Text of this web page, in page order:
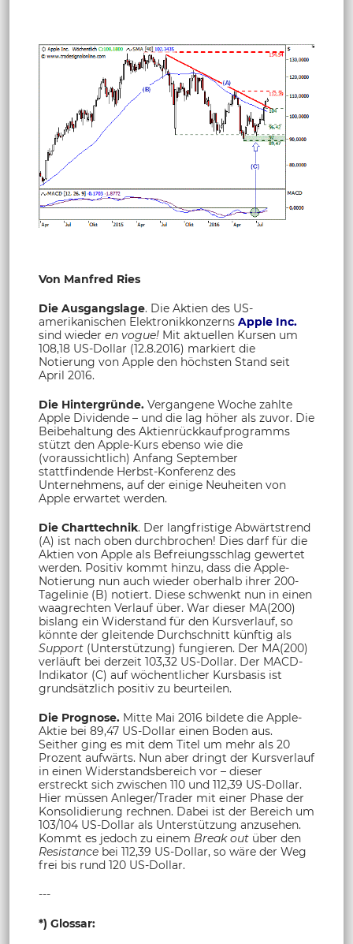
Von Manfred Ries
Die Ausgangslage. Die Aktien des US-
amerikanischen Elektronikkonzerns Apple Inc.
sind wieder en vogue! Mit aktuellen Kursen um
108,18 US-Dollar (12.8.2016) markiert die
Notierung von Apple den höchsten Stand seit
April 2016.
Die Hintergründe. Vergangene Woche zahlte
Apple Dividende – und die lag höher als zuvor. Die
Beibehaltung des Aktienrückkaufprogramms
stützt den Apple-Kurs ebenso wie die
(voraussichtlich) Anfang September
stattfindende Herbst-Konferenz des
Unternehmens, auf der einige Neuheiten von
Apple erwartet werden.
Die Charttechnik. Der langfristige Abwärtstrend
(A) ist nach oben durchbrochen! Dies darf für die
Aktien von Apple als Befreiungsschlag gewertet
werden. Positiv kommt hinzu, dass die Apple-
Notierung nun auch wieder oberhalb ihrer 200-
Tagelinie (B) notiert. Diese schwenkt nun in einen
waagrechten Verlauf über. War dieser MA(200)
bislang ein Widerstand für den Kursverlauf, so
könnte der gleitende Durchschnitt künftig als
Support (Unterstützung) fungieren. Der MA(200)
verläuft bei derzeit 103,32 US-Dollar. Der MACD-
Indikator (C) auf wöchentlicher Kursbasis ist
grundsätzlich positiv zu beurteilen.
Die Prognose. Mitte Mai 2016 bildete die Apple-
Aktie bei 89,47 US-Dollar einen Boden aus.
Seither ging es mit dem Titel um mehr als 20
Prozent aufwärts. Nun aber dringt der Kursverlauf
in einen Widerstandsbereich vor – dieser
erstreckt sich zwischen 110 und 112,39 US-Dollar.
Hier müssen Anleger/Trader mit einer Phase der
Konsolidierung rechnen. Dabei ist der Bereich um
103/104 US-Dollar als Unterstützung anzusehen.
Kommt es jedoch zu einem Break out über den
Resistance bei 112,39 US-Dollar, so wäre der Weg
frei bis rund 120 US-Dollar.
---
*) Glossar: